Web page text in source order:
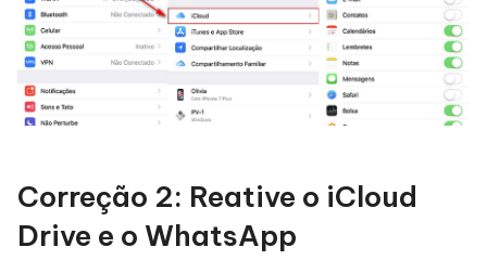
Correção 2: Reative o iCloud
Drive e o WhatsApp